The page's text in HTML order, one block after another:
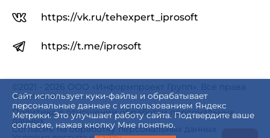
Сайт использует куки-файлы и обрабатывает
персональные данные с использованием Яндекс
Метрики. Это улучшает работу сайта. Подтвердите ваше
согласие, нажав кнопку Мне понятно.
https://vk.ru/tehexpert_iprosoft
https://t.me/iprosoft
©2021 - 2026 ООО «Информпроект Групп». Все права
защищены.
Политика в отношении обработки персональных
данных
Согласие на обработку персональных данных